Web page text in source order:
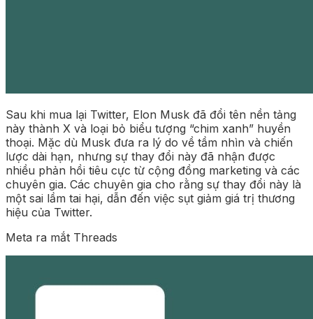
Sau khi mua lại Twitter, Elon Musk đã đổi tên nền tảng
này thành X và loại bỏ biểu tượng “chim xanh” huyền
thoại. Mặc dù Musk đưa ra lý do về tầm nhìn và chiến
lược dài hạn, nhưng sự thay đổi này đã nhận được
nhiều phản hồi tiêu cực từ cộng đồng marketing và các
chuyên gia. Các chuyên gia cho rằng sự thay đổi này là
một sai lầm tai hại, dẫn đến việc sụt giảm giá trị thương
hiệu của Twitter.
Meta ra mắt Threads